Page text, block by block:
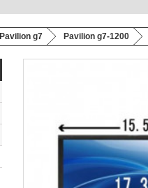
Pavilion g7 Pavilion g7-1200